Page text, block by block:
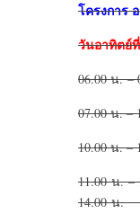
โครงการ
วันอาทิตย์
06.00 น
07.00 น.
10.00 น.
11.00 น.
14.00 น